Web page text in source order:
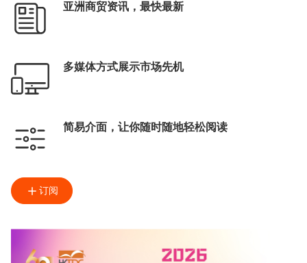
亚洲商贸资讯，最快最新
多媒体方式展示市场先机
简易介面，让你随时随地轻松阅读
订阅